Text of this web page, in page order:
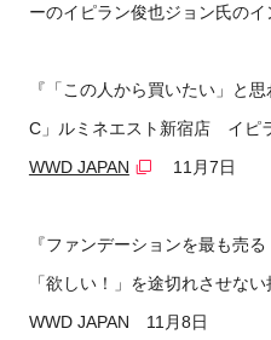
ーのイピラン俊也ジョン氏のイ
『「この人から買いたい」と
C」ルミネエスト新宿店 イピ
WWD JAPAN
11月7日
『ファンデーションを最も売
「欲しい！」を途切れさせない
WWD JAPAN 11月8日